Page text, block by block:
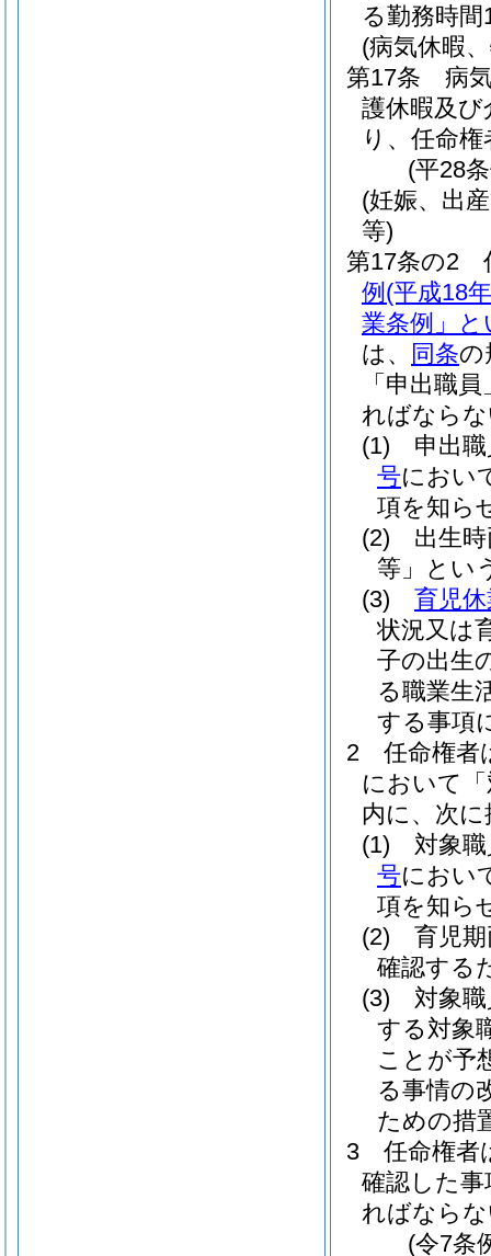
る勤務時
(病気休暇
第17条
病
護休暇及
り、任命
(平28
(妊娠、出
等)
第17条の2
例 (平成18
業条例」と
は、
同条の
「申出職
ればなら
(1)
申出
号におい
項を知ら
(2)
出生
等」とい
(3)
育児
状況又は
子の出生
る職業生
する事項
2
任命権者
において
内に、次
(1)
対象
号におい
項を知ら
(2)
育児
確認する
(3)
対象
する対象
ことが予
る事情の
ための措
3
任命権者
確認した
ればなら
(令7条